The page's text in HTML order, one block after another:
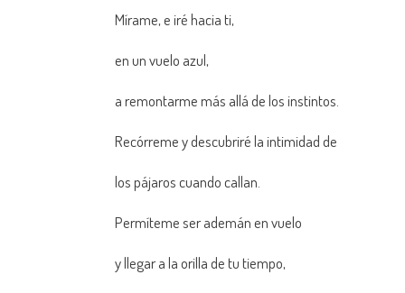
Mírame, e iré hacia ti,
en un vuelo azul,
a remontarme más allá de los instintos.
Recórreme y descubriré la intimidad de
los pájaros cuando callan.
Permíteme ser ademán en vuelo
y llegar a la orilla de tu tiempo,